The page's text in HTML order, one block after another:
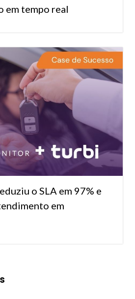
em tempo real
o SLA em 97% e
em